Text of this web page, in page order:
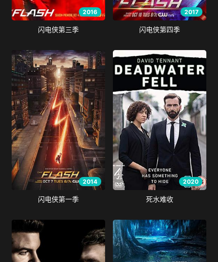
2016
闪电侠第三季
2017
闪电侠第四季
2014
闪电侠第一季
2020
死水难收